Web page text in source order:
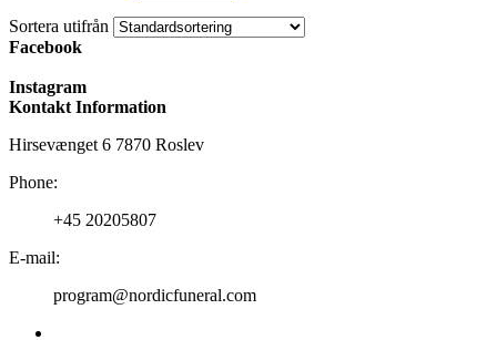
Sortera utifrån
Facebook
Instagram
Kontakt Information
Hirsevænget 6 7870 Roslev
Phone:
+45 20205807
E-mail:
program@nordicfuneral.com